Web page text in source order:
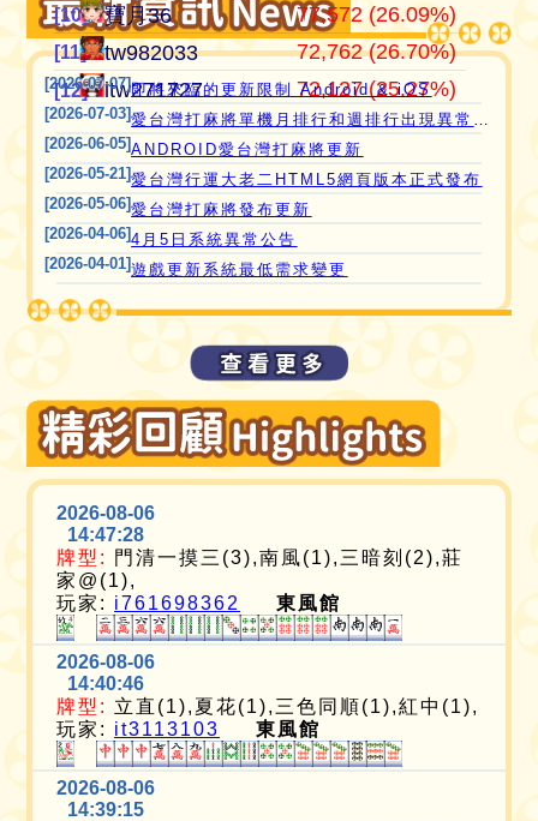
[10] it2967408 9,814,224
[11] i757724391 9,626,106
[12] i339494808 8,432,097
[10] 寶月36 77,572 (26.09%)
[11] tw982033 72,762 (26.70%)
[12] itw271727 72,127 (25.27%)
[10] 寶月36 297,296
[11] itw271727 285,480
[12] Ｆanny 276,359
[2026-07-07]即將來臨的更新限制 Android & iOS
[2026-07-03]
[2026-06-05]ANDROID愛台灣打麻將更新
[2026-05-21]愛台灣行運大老二HTML5網頁版本正式發布
[2026-05-06]愛台灣打麻將發布更新
[2026-04-06]4月5日系統異常公告
[2026-04-01]遊戲更新系統最低需求變更
2026-08-06
14:47:28
牌型:
門清一摸三(3),南風(1),三暗刻(2),莊
家@(1),
玩家: i761698362 東風館
2026-08-06
14:40:46
牌型: 立直(1),夏花(1),三色同順(1),紅中(1),
玩家: it3113103 東風館
2026-08-06
14:39:15